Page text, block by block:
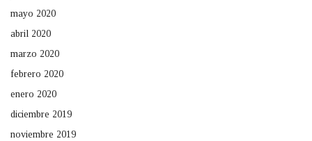
mayo 2020
abril 2020
marzo 2020
febrero 2020
enero 2020
diciembre 2019
noviembre 2019